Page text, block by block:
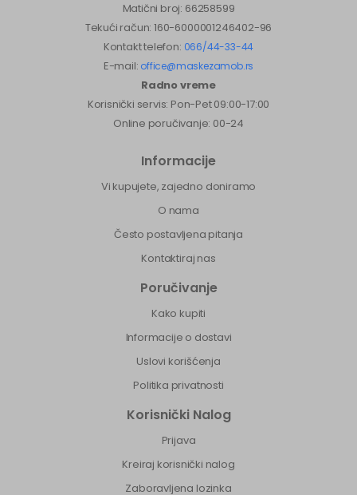
Matični broj: 66258599
Tekući račun: 160-6000001246402-96
Kontakt telefon: 066/44-33-44
E-mail: office@maskezamob.rs
Radno vreme
Korisnički servis: Pon-Pet 09:00-17:00
Online poručivanje: 00-24
Informacije
Vi kupujete, zajedno doniramo
O nama
Često postavljena pitanja
Kontaktiraj nas
Poručivanje
Kako kupiti
Informacije o dostavi
Uslovi korišćenja
Politika privatnosti
Korisnički Nalog
Prijava
Kreiraj korisnički nalog
Zaboravljena lozinka